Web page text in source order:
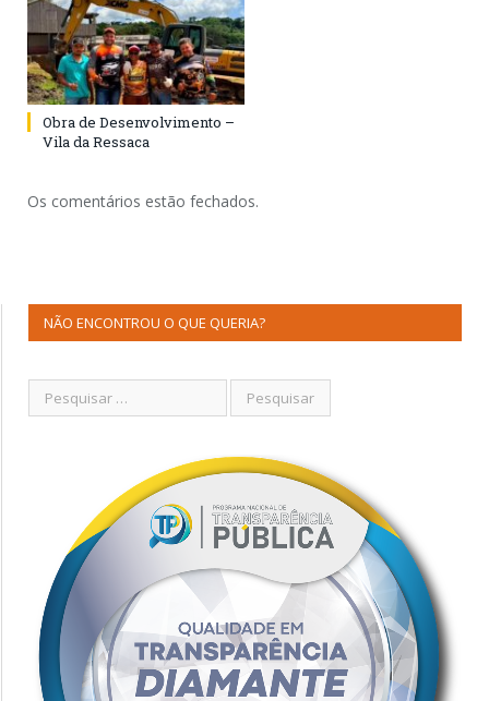
Obra de Desenvolvimento –
Vila da Ressaca
Os comentários estão fechados.
NÃO ENCONTROU O QUE QUERIA?